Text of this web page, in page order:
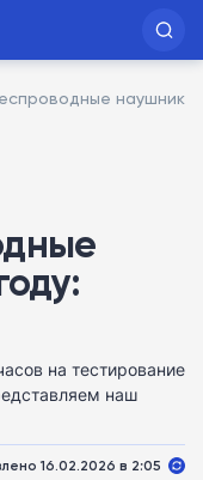
наушники
на тестирование
наш
16.02.2026 в 2:05